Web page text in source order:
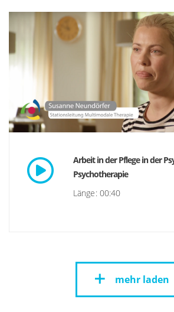
Arbeit in der Pflege in der
Psychotherapie
Länge: 00:40
mehr laden